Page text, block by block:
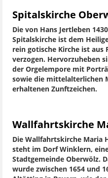
Spitalskirche
Die von Hans Jertleben
Spitalskirche ist dem
rein gotische Kirche ist aus
verzogen. Hervorzuheben
der Orgelempore mit
sowie die mittelalterlichen
erhaltenen Zunftzeichen.
Wallfahrtskirche
Die Wallfahrtskirche Maria
steht im Dorf Winklern,
Stadtgemeinde Oberwölz.
wurde zwischen 1654 und